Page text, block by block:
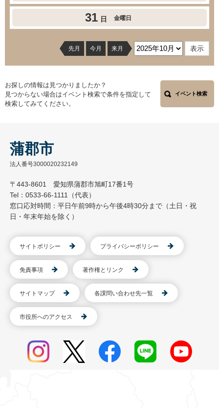
31 日 金曜日
先月 今月 来月
お探しの情報は見つかりましたか？
見つからない場合はイベント検索で条件を指定して
検索してみてください。
イベント検索
蒲郡市
法人番号3000020232149
〒443-8601 愛知県蒲郡市旭町17番1号
Tel：0533-66-1111（代表）
窓口応対時間：平日午前9時から午後4時30分まで（土日・祝
日・年末年始を除く）
サイトポリシー プライバシーポリシー
免責事項 著作権とリンク
サイトマップ 各課問い合わせ先一覧
市役所へのアクセス